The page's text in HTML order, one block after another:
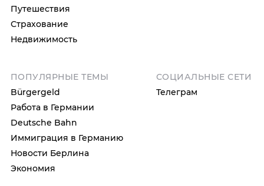
Путешествия
Страхование
Недвижимость
ПОПУЛЯРНЫЕ ТЕМЫ
Bürgergeld
Работа в Германии
Deutsche Bahn
Иммиграция в Германию
Новости Берлина
Экономия
СОЦИАЛЬНЫЕ СЕТИ
Телеграм